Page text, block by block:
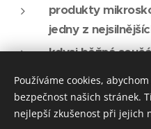
produkty
jedny z
kdysi běžná
potravin
kontaminace
Používáme cookies,
bezpečnost našich stránek.
nejlepší zkušenost při jejich